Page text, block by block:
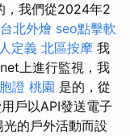
，我們從2024年2
台北外燴 seo點擊軟
定義 北區按摩 我
上進行監視，我
證 桃園 是的，從
戶以API發送電子
的戶外活動而設